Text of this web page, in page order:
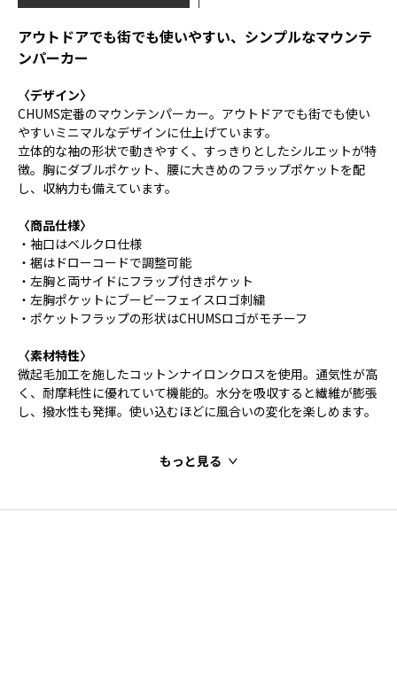
アウトドアでも街でも使いやすい、シンプルなマウンテ
ンパーカー
〈デザイン〉
CHUMS定番のマウンテンパーカー。アウトドアでも街でも使い
やすいミニマルなデザインに仕上げています。
立体的な袖の形状で動きやすく、すっきりとしたシルエットが特
徴。胸にダブルポケット、腰に大きめのフラップポケットを配
し、収納力も備えています。
〈商品仕様〉
・袖口はベルクロ仕様
・裾はドローコードで調整可能
・左胸と両サイドにフラップ付きポケット
・左胸ポケットにブービーフェイスロゴ刺繍
・ポケットフラップの形状はCHUMSロゴがモチーフ
〈素材特性〉
微起毛加工を施したコットンナイロンクロスを使用。通気性が高
く、耐摩耗性に優れていて機能的。水分を吸収すると繊維が膨張
し、撥水性も発揮。使い込むほどに風合いの変化を楽しめます。
もっと見る